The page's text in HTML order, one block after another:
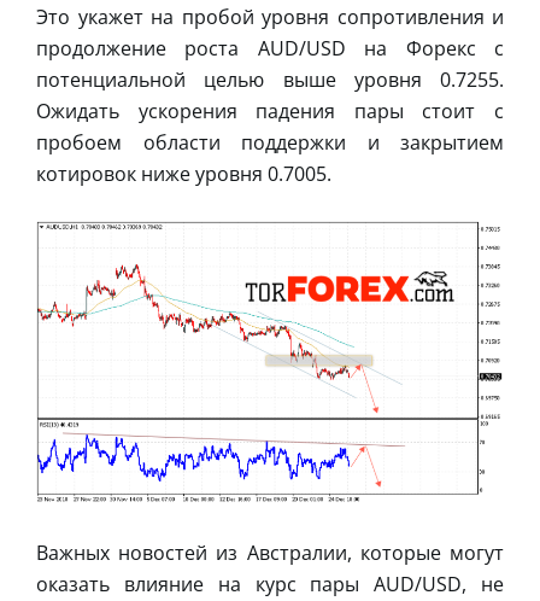
Это укажет на пробой уровня сопротивления и
продолжение роста AUD/USD на Форекс с
потенциальной целью выше уровня 0.7255.
Ожидать ускорения падения пары стоит с
пробоем области поддержки и закрытием
котировок ниже уровня 0.7005.
Важных новостей из Австралии, которые могут
оказать влияние на курс пары AUD/USD, не